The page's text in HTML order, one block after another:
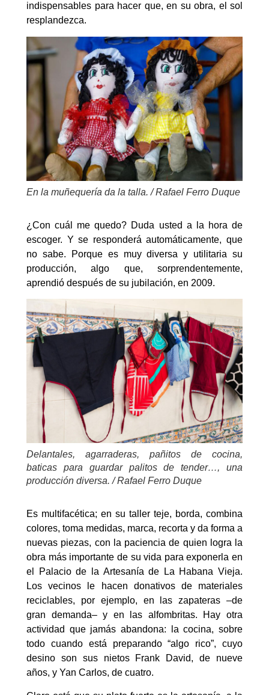
indispensables para hacer que, en su obra, el sol
resplandezca.
En la muñequería da la talla. / Rafael Ferro Duque
¿Con cuál me quedo? Duda usted a la hora de
escoger. Y se responderá automáticamente, que
no sabe. Porque es muy diversa y utilitaria su
producción, algo que, sorprendentemente,
aprendió después de su jubilación, en 2009.
Delantales, agarraderas, pañitos de cocina,
baticas para guardar palitos de tender…, una
producción diversa. / Rafael Ferro Duque
Es multifacética; en su taller teje, borda, combina
colores, toma medidas, marca, recorta y da forma a
nuevas piezas, con la paciencia de quien logra la
obra más importante de su vida para exponerla en
el Palacio de la Artesanía de La Habana Vieja.
Los vecinos le hacen donativos de materiales
reciclables, por ejemplo, en las zapateras –de
gran demanda– y en las alfombritas. Hay otra
actividad que jamás abandona: la cocina, sobre
todo cuando está preparando “algo rico”, cuyo
desino son sus nietos Frank David, de nueve
años, y Yan Carlos, de cuatro.